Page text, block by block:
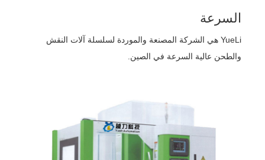
السرعة
YueLi هي الشركة المصنعة والموردة لسلسلة آلات النقش
والطحن عالية السرعة في الصين.